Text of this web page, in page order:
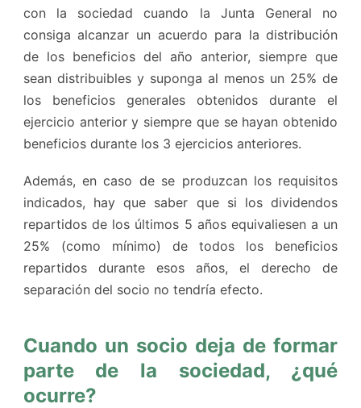
con la sociedad cuando la Junta General no
consiga alcanzar un acuerdo para la distribución
de los beneficios del año anterior, siempre que
sean distribuibles y suponga al menos un 25% de
los beneficios generales obtenidos durante el
ejercicio anterior y siempre que se hayan obtenido
beneficios durante los 3 ejercicios anteriores.
Además, en caso de se produzcan los requisitos
indicados, hay que saber que si los dividendos
repartidos de los últimos 5 años equivaliesen a un
25% (como mínimo) de todos los beneficios
repartidos durante esos años, el derecho de
separación del socio no tendría efecto.
Cuando un socio deja de formar
parte de la sociedad, ¿qué
ocurre?